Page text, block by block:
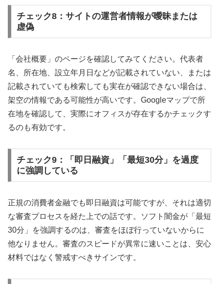
チェック8：サイトの運営者情報が曖昧または
虚偽
「会社概要」のページを確認してみてください。代表者
名、所在地、設立年月日などが記載されていない、または
記載されていても検索しても実在が確認できない場合は、
架空の情報である可能性が高いです。Googleマップで所
在地を確認して、実際にオフィスが存在するかチェックす
るのも有効です。
チェック9：「即日融資」「最短30分」を過度
に強調している
正規の消費者金融でも即日融資は可能ですが、それは適切
な審査プロセスを経た上での話です。ソフト闇金が「最短
30分」を強調するのは、審査をほぼ行っていないからに
他なりません。審査のスピードが異常に速いことは、安心
材料ではなく警戒すべきサインです。